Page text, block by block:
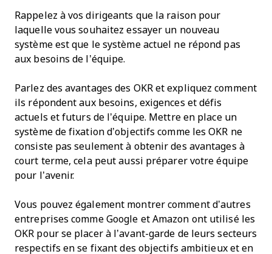
Rappelez à vos dirigeants que la raison pour
laquelle vous souhaitez essayer un nouveau
système est que le système actuel ne répond pas
aux besoins de l’équipe.
Parlez des avantages des OKR et expliquez comment
ils répondent aux besoins, exigences et défis
actuels et futurs de l’équipe. Mettre en place un
système de fixation d’objectifs comme les OKR ne
consiste pas seulement à obtenir des avantages à
court terme, cela peut aussi préparer votre équipe
pour l’avenir.
Vous pouvez également montrer comment d’autres
entreprises comme Google et Amazon ont utilisé les
OKR pour se placer à l’avant-garde de leurs secteurs
respectifs en se fixant des objectifs ambitieux et en